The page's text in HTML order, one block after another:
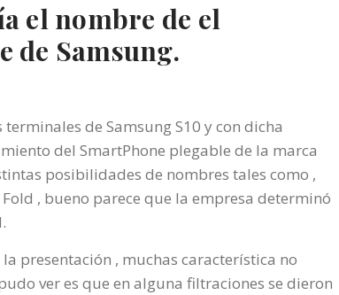
el nombre de el
de Samsung.
de Samsung S10 y con dicha
del SmartPhone plegable de la marca
posibilidades de nombres tales como ,
, bueno parece que la empresa determinó
presentación , muchas característica no
ver es que en alguna filtraciones se dieron